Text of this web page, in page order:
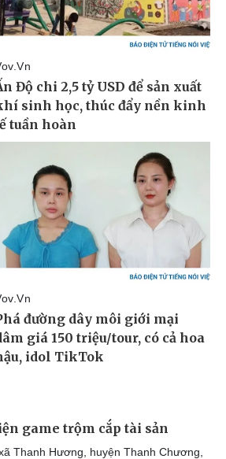
game trộm cắp tài sản
Thanh Hương, huyện Thanh Chương,